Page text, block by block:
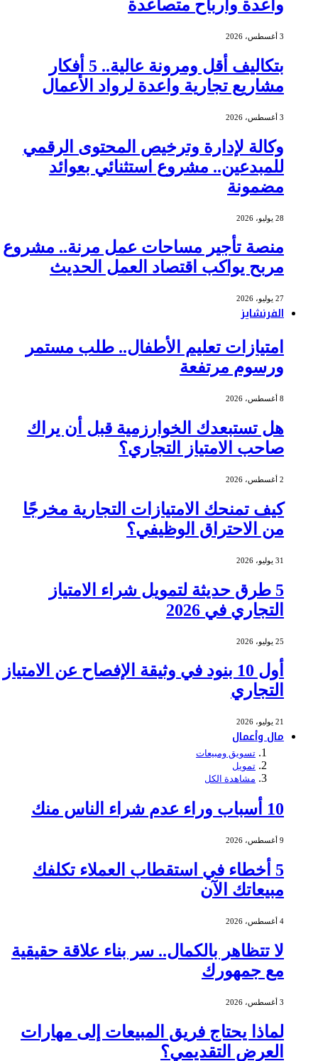
واعدة وأرباح متصاعدة
3 أغسطس، 2026
بتكاليف أقل ومرونة عالية.. 5 أفكار
مشاريع تجارية واعدة لرواد الأعمال
3 أغسطس، 2026
وكالة لإدارة وترخيص المحتوى الرقمي
للمبدعين.. مشروع استثنائي بعوائد
مضمونة
28 يوليو، 2026
منصة تأجير مساحات عمل مرنة.. مشروع
مربح يواكب اقتصاد العمل الحديث
27 يوليو، 2026
الفرنشايز
امتيازات تعليم الأطفال.. طلب مستمر
ورسوم مرتفعة
8 أغسطس، 2026
هل تستبعدك الخوارزمية قبل أن يراك
صاحب الامتياز التجاري؟
2 أغسطس، 2026
كيف تمنحك الامتيازات التجارية مخرجًا
من الاحتراق الوظيفي؟
31 يوليو، 2026
5 طرق حديثة لتمويل شراء الامتياز
التجاري في 2026
25 يوليو، 2026
أول 10 بنود في وثيقة الإفصاح عن الامتياز
التجاري
21 يوليو، 2026
مال وأعمال
تسويق ومبيعات
تمويل
مشاهدة الكل
10 أسباب وراء عدم شراء الناس منك
9 أغسطس، 2026
5 أخطاء في استقطاب العملاء تكلفك
مبيعاتك الآن
4 أغسطس، 2026
لا تتظاهر بالكمال.. سر بناء علاقة حقيقية
مع جمهورك
3 أغسطس، 2026
لماذا يحتاج فريق المبيعات إلى مهارات
العرض التقديمي؟